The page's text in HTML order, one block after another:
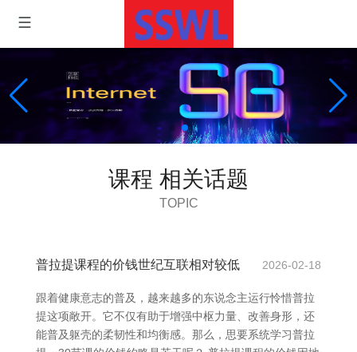
课程 相关话题
TOPIC
普拉提课程的价钱世纪互联相对较低 2026-02-18
跟着健康意志的普及，越来越多的东说念主运行怜惜普拉
提这项敞开。它不仅有助于增强中枢力量、改善身形，还
能普及躯壳的柔韧性和均衡感。那么，思要系统学习普拉